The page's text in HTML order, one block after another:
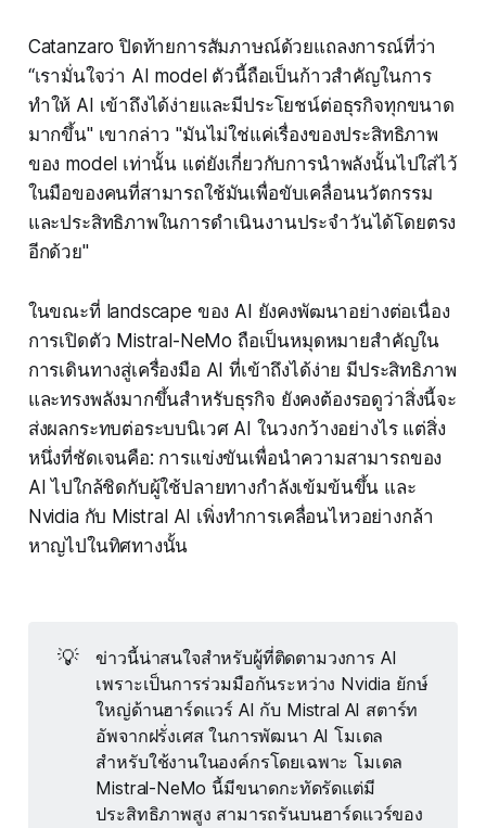
Catanzaro ปิดท้ายการสัมภาษณ์ด้วยแถลงการณ์ที่ว่า
“เรามั่นใจว่า AI model ตัวนี้ถือเป็นก้าวสำคัญในการ
ทำให้ AI เข้าถึงได้ง่ายและมีประโยชน์ต่อธุรกิจทุกขนาด
มากขึ้น" เขากล่าว "มันไม่ใช่แค่เรื่องของประสิทธิภาพ
ของ model เท่านั้น แต่ยังเกี่ยวกับการนำพลังนั้นไปใส่ไว้
ในมือของคนที่สามารถใช้มันเพื่อขับเคลื่อนนวัตกรรม
และประสิทธิภาพในการดำเนินงานประจำวันได้โดยตรง
อีกด้วย"
ในขณะที่ landscape ของ AI ยังคงพัฒนาอย่างต่อเนื่อง
การเปิดตัว Mistral-NeMo ถือเป็นหมุดหมายสำคัญใน
การเดินทางสู่เครื่องมือ AI ที่เข้าถึงได้ง่าย มีประสิทธิภาพ
และทรงพลังมากขึ้นสำหรับธุรกิจ ยังคงต้องรอดูว่าสิ่งนี้จะ
ส่งผลกระทบต่อระบบนิเวศ AI ในวงกว้างอย่างไร แต่สิ่ง
หนึ่งที่ชัดเจนคือ: การแข่งขันเพื่อนำความสามารถของ
AI ไปใกล้ชิดกับผู้ใช้ปลายทางกำลังเข้มข้นขึ้น และ
Nvidia กับ Mistral AI เพิ่งทำการเคลื่อนไหวอย่างกล้า
หาญไปในทิศทางนั้น
💡
ข่าวนี้น่าสนใจสำหรับผู้ที่ติดตามวงการ AI
เพราะเป็นการร่วมมือกันระหว่าง Nvidia ยักษ์
ใหญ่ด้านฮาร์ดแวร์ AI กับ Mistral AI สตาร์ท
อัพจากฝรั่งเศส ในการพัฒนา AI โมเดล
สำหรับใช้งานในองค์กรโดยเฉพาะ โมเดล
Mistral-NeMo นี้มีขนาดกะทัดรัดแต่มี
ประสิทธิภาพสูง สามารถรันบนฮาร์ดแวร์ของ